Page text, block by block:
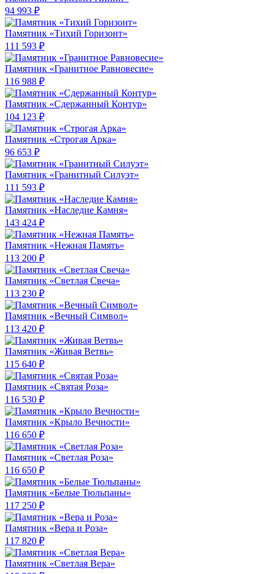
94 993 ₽
Памятник «Тихий Горизонт»
111 593 ₽
Памятник «Гранитное Равновесие»
116 988 ₽
Памятник «Сдержанный Контур»
104 123 ₽
Памятник «Строгая Арка»
96 653 ₽
Памятник «Гранитный Силуэт»
111 593 ₽
Памятник «Наследие Камня»
143 424 ₽
Памятник «Нежная Память»
113 200 ₽
Памятник «Светлая Свеча»
113 230 ₽
Памятник «Вечный Символ»
113 420 ₽
Памятник «Живая Ветвь»
115 640 ₽
Памятник «Святая Роза»
116 530 ₽
Памятник «Крыло Вечности»
116 650 ₽
Памятник «Светлая Роза»
116 650 ₽
Памятник «Белые Тюльпаны»
117 250 ₽
Памятник «Вера и Роза»
117 820 ₽
Памятник «Светлая Вера»